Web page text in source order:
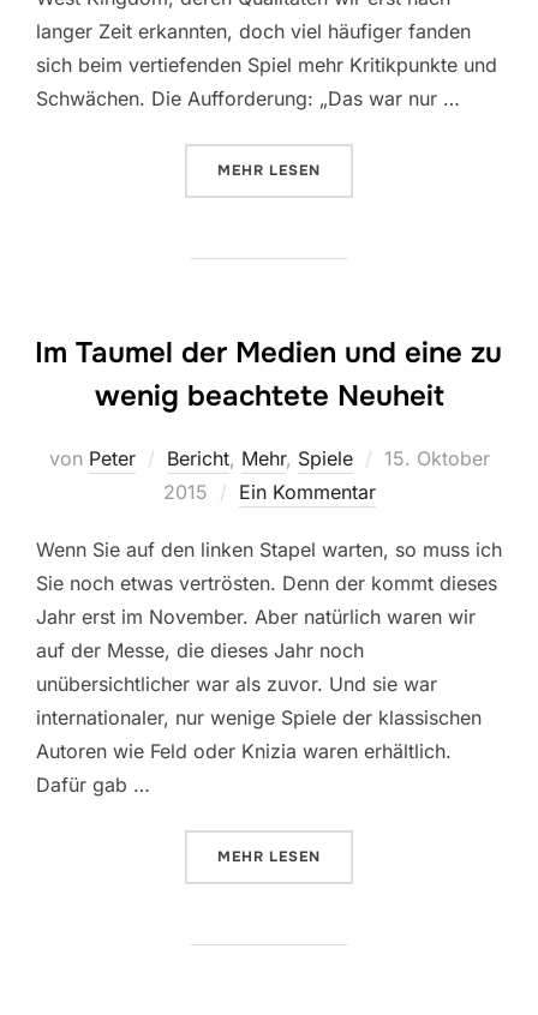
langer Zeit erkannten, doch viel häufiger fanden
sich beim vertiefenden Spiel mehr Kritikpunkte und
Schwächen. Die Aufforderung: „Das war nur …
MEHR ÜBER „WANDERLUST“
LESEN
Im Taumel der Medien und eine zu
wenig beachtete Neuheit
von Peter Bericht, Mehr, Spiele
Veröffentlicht
15. Oktober
2015
Ein Kommentar
Wenn Sie auf den linken Stapel warten, so muss ich
Sie noch etwas vertrösten. Denn der kommt dieses
Jahr erst im November. Aber natürlich waren wir
auf der Messe, die dieses Jahr noch
unübersichtlicher war als zuvor. Und sie war
internationaler, nur wenige Spiele der klassischen
Autoren wie Feld oder Knizia waren erhältlich.
Dafür gab …
MEHR ÜBER „IM TAUMEL DER MEDIEN
LESEN